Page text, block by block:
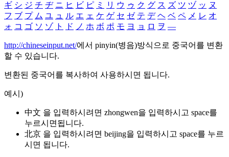
ギ シ ジ チ ヂ ニ ヒ ビ ピ ミ リ ウ ゥ ク グ ス ズ ツ ヅ ッ ヌ
フ ブ プ ム ユ ュ ル エ ェ ケ ゲ セ ゼ テ デ ヘ ベ ペ メ レ オ
ォ コ ゴ ソ ゾ ト ド ノ ホ ボ ポ モ ヨ ョ ロ ヲ ―
http://chineseinput.net/에서 pinyin(병음)방식으로 중국어를 변환
할 수 있습니다.
변환된 중국어를 복사하여 사용하시면 됩니다.
예시)
中文 을 입력하시려면 zhongwen을 입력하시고 space를
누르시면됩니다.
北京 을 입력하시려면 beijing을 입력하시고 space를 누르
시면 됩니다.